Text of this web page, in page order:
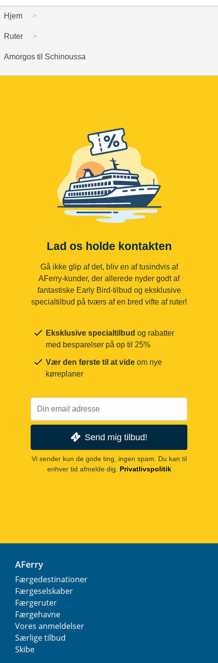
Hjem
Ruter
Amorgos til Schinoussa
Lad os holde kontakten
Gå ikke glip af det, bliv en af tusindvis af
AFerry-kunder, der allerede nyder godt af
fantastiske Early Bird-tilbud og eksklusive
specialtilbud på tværs af en bred vifte af ruter!
Eksklusive specialtilbud og rabatter
med besparelser på op til 25%
Vær den første til at vide om nye
køreplaner
Send mig tilbud!
Vi sender kun de gode ting, ingen spam. Du kan til
enhver tid afmelde dig.
Privatlivspolitik
AFerry
Færgedestinationer
Færgeselskaber
Færgeruter
Færgehavne
Vores anmeldelser
Særlige tilbud
Skibe